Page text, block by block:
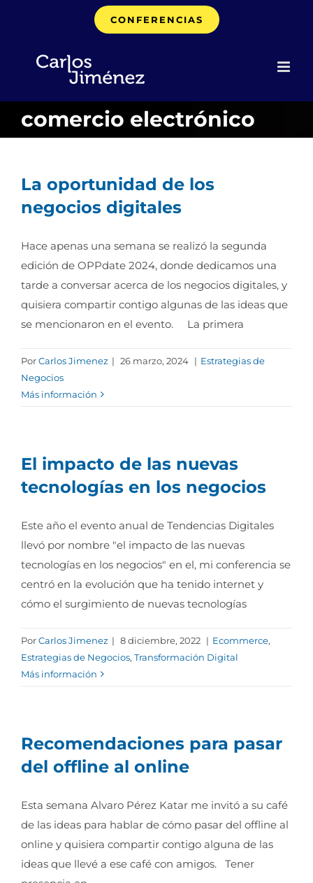
CONFERENCIAS
comercio electrónico
La oportunidad de los
negocios digitales
Hace apenas una semana se realizó la segunda
edición de OPPdate 2024, donde dedicamos una
tarde a conversar acerca de los negocios digitales, y
quisiera compartir contigo algunas de las ideas que
se mencionaron en el evento. La primera
PorCarlos Jimenez | 26 marzo, 2024 | Estrategias de
Negocios
Más información
El impacto de las nuevas
tecnologías en los negocios
Este año el evento anual de Tendencias Digitales
llevó por nombre "el impacto de las nuevas
tecnologías en los negocios" en el, mi conferencia se
centró en la evolución que ha tenido internet y
cómo el surgimiento de nuevas tecnologías
PorCarlos Jimenez | 8 diciembre, 2022 | Ecommerce,
Estrategias de Negocios, Transformación Digital
Más información
Recomendaciones para pasar
del offline al online
Esta semana Alvaro Pérez Katar me invitó a su café
de las ideas para hablar de cómo pasar del offline al
online y quisiera compartir contigo alguna de las
ideas que llevé a ese café con amigos. Tener